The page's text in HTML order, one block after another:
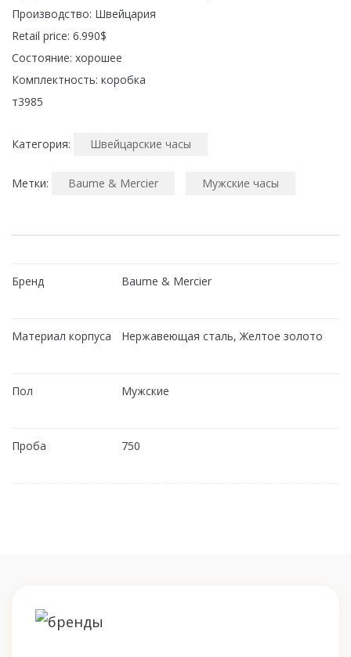
Производство: Швейцария
Retail price: 6.990$
Состояние: хорошее
Комплектность: коробка
т3985
Категория: Швейцарские часы
Метки: Baume & Mercier Мужские часы
Бренд Baume & Mercier
Материал корпуса Нержавеющая сталь, Желтое золото
Пол Мужские
Проба 750